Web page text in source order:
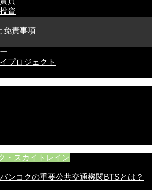
資
免責事項
プロジェクト
・スカイトレイン
ンコクの重要公共交通機関BTSとは？